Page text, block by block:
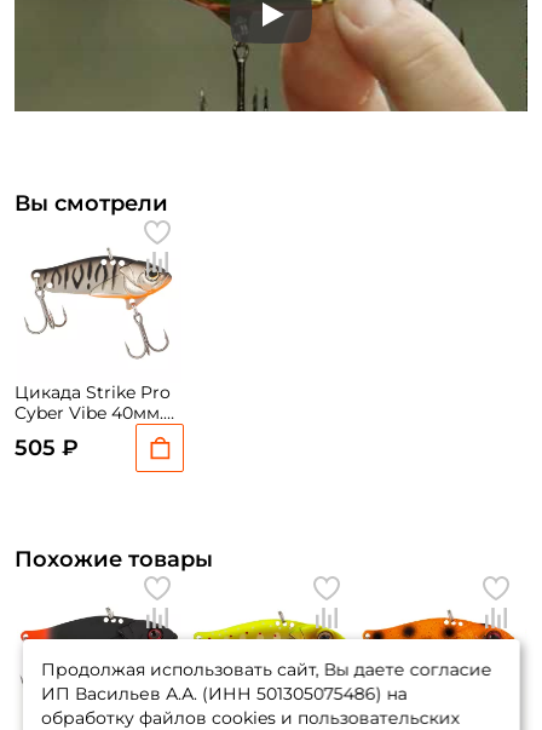
Play
Вы смотрели
Цикада Strike Pro
Cyber Vibe 40мм.
505 ₽
Похожие товары
Продолжая использовать сайт, Вы даете согласие
ИП Васильев А.А. (ИНН 501305075486) на
обработку файлов cookies и пользовательских